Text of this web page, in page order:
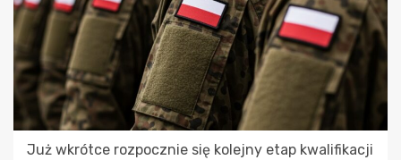
Już wkrótce rozpocznie się kolejny etap kwalifikacji